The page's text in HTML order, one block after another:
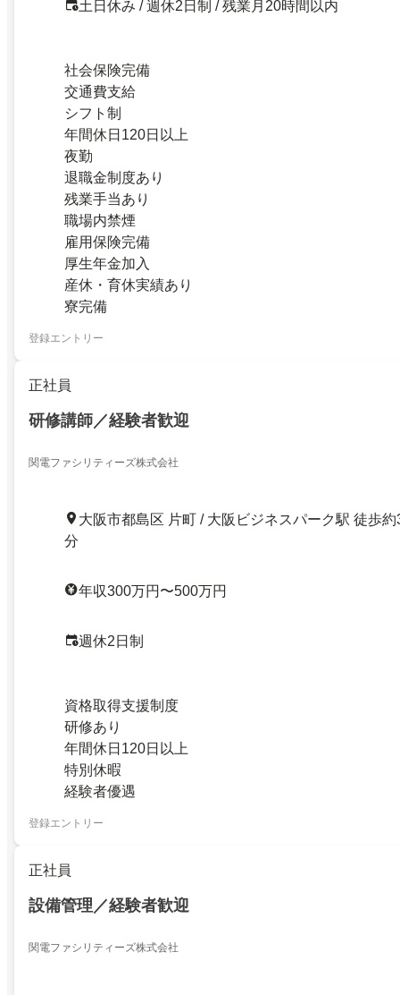
土日休み / 週休2日制 / 残業月20時間以内
社会保険完備
交通費支給
シフト制
年間休日120日以上
夜勤
退職金制度あり
残業手当あり
職場内禁煙
雇用保険完備
厚生年金加入
産休・育休実績あり
寮完備
登録エントリー
正社員
研修講師／経験者歓迎
関電ファシリティーズ株式会社
大阪市都島区 片町 / 大阪ビジネスパーク駅 徒歩約
分
年収300万円〜500万円
週休2日制
資格取得支援制度
研修あり
年間休日120日以上
特別休暇
経験者優遇
登録エントリー
正社員
設備管理／経験者歓迎
関電ファシリティーズ株式会社